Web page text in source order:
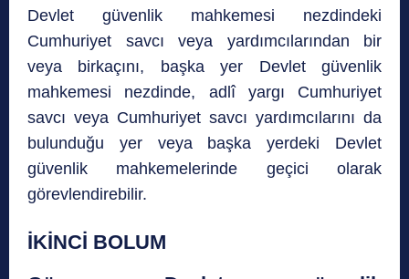
Devlet güvenlik mahkemesi nezdindeki
Cumhuriyet savcı veya yardımcılarından bir
veya birkaçını, başka yer Devlet güvenlik
mahkemesi nezdinde, adlî yargı Cumhuriyet
savcı veya Cumhuriyet savcı yardımcılarını da
bulunduğu yer veya başka yerdeki Devlet
güvenlik mahkemelerinde geçici olarak
görevlendirebilir.
İKİNCİ BOLUM